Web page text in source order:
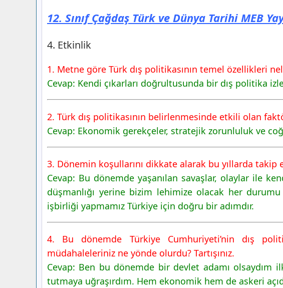
12. Sınıf Çağdaş Türk ve Dünya Tarihi MEB
4. Etkinlik
1. Metne göre Türk dış politikasının temel özellikleri
Cevap: Kendi çıkarları doğrultusunda bir dış politika
2. Türk dış politikasının belirlenmesinde etkili olan
Cevap: Ekonomik gerekçeler, stratejik zorunluluk ve
3. Dönemin koşullarını dikkate alarak bu yıllarda
Cevap: Bu dönemde yaşanılan savaşlar, olaylar ile
düşmanlığı yerine bizim lehimize olacak her
işbirliği yapmamız Türkiye için doğru bir adımdır.
4. Bu dönemde Türkiye Cumhuriyeti’nin dış
müdahaleleriniz ne yönde olurdu? Tartışınız.
Cevap: Ben bu dönemde bir devlet adamı olsaydım
tutmaya uğraşırdım. Hem ekonomik hem de askeri